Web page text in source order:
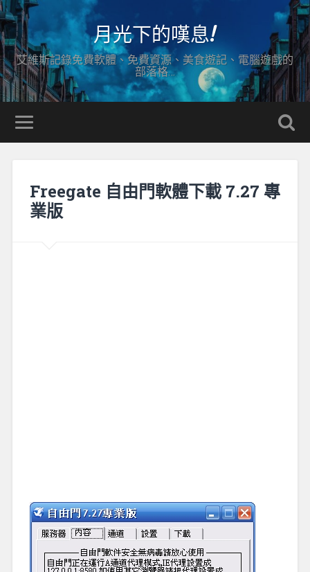
月光下的嘆息!
艾維斯記錄免費軟體、免費資源、美食遊記、電腦遊戲的
部落格…
Freegate 自由門軟體下載 7.27 專
業版